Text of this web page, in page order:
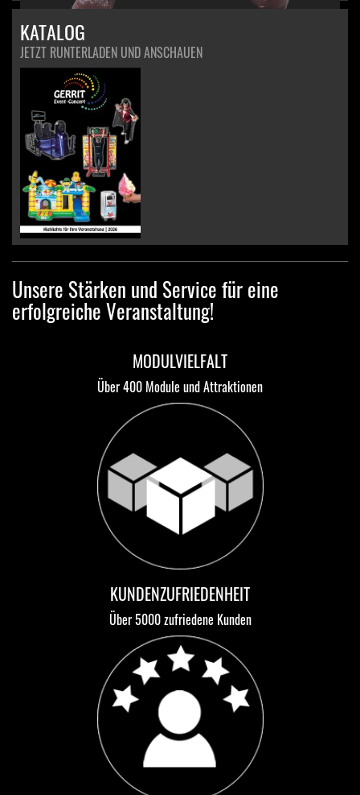
...mehr erfahren
KATALOG
JETZT RUNTERLADEN UND ANSCHAUEN
Unsere Stärken und Service für eine
erfolgreiche Veranstaltung!
MODULVIELFALT
Über 400 Module und Attraktionen
KUNDENZUFRIEDENHEIT
Über 5000 zufriedene Kunden